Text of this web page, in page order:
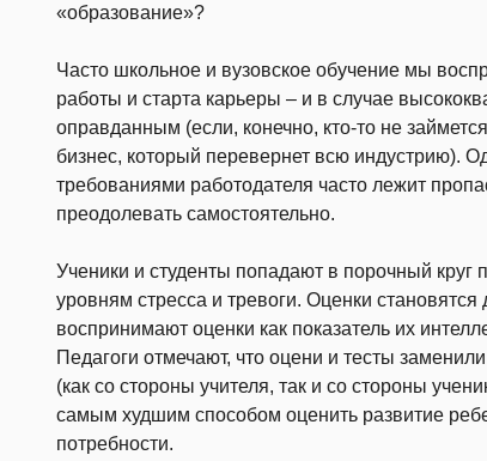
«образование»?
Часто школьное и вузовское обучение мы
работы и старта карьеры – и в случае
оправданным (если, конечно, кто-то не
бизнес, который перевернет всю индустрию).
требованиями работодателя часто лежит
преодолевать самостоятельно.
Ученики и студенты попадают в порочный круг
уровням стресса и тревоги. Оценки
воспринимают оценки как показатель их
Педагоги отмечают, что оцени и тесты
(как со стороны учителя, так и со стороны
самым худшим способом оценить развитие
потребности.